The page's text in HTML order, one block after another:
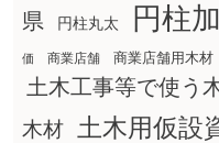
県
円柱丸太 円柱
価 商業店舗 商業店舗用木材
土木工事等で使う
木材
土木用仮設